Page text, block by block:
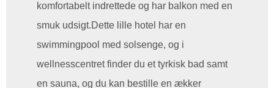
komfortabelt indrettede og har balkon med en
smuk udsigt.Dette lille hotel har en
swimmingpool med solsenge, og i
wellnesscentret finder du et tyrkisk bad samt
en sauna, og du kan bestille en ækker